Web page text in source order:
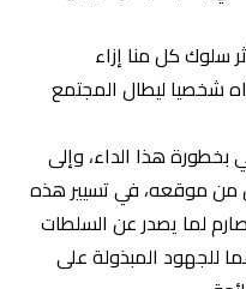
سلوك كل منا إزاء
شخصيا ليطال المجتمع
بخطورة هذا الداء، وإلى
من موقعه، في تسيير هذه
لما يصدر عن السلطات
للجهود المبذولة على